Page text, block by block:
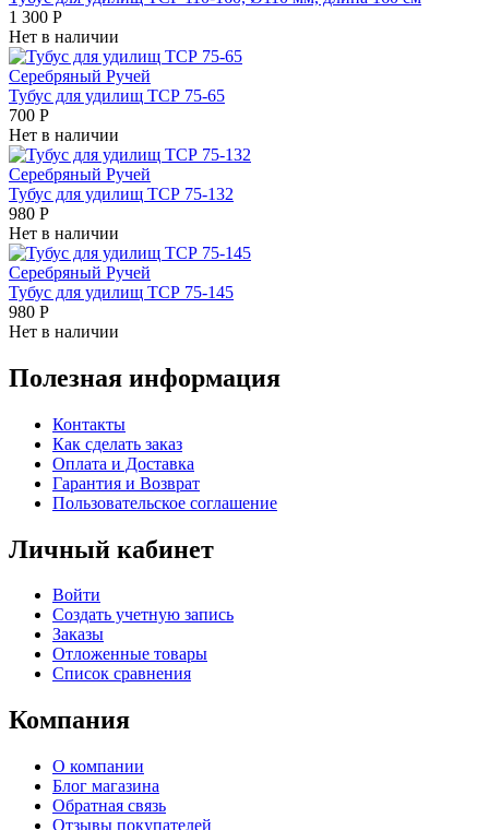
1 300 Р
Нет в наличии
Серебряный Ручей
Тубус для удилищ ТСР 75-65
700 Р
Нет в наличии
Серебряный Ручей
Тубус для удилищ ТСР 75-132
980 Р
Нет в наличии
Серебряный Ручей
Тубус для удилищ ТСР 75-145
980 Р
Нет в наличии
Полезная информация
Контакты
Как сделать заказ
Оплата и Доставка
Гарантия и Возврат
Пользовательское соглашение
Личный кабинет
Войти
Создать учетную запись
Заказы
Отложенные товары
Список сравнения
Компания
О компании
Блог магазина
Обратная связь
Отзывы покупателей